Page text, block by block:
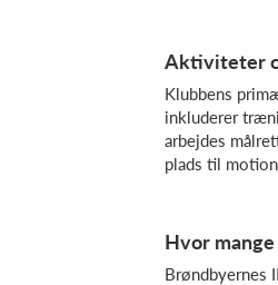
Aktiviteter
Klubbens
inkluderer
arbejdes
plads til
Hvor
Brøndbyernes